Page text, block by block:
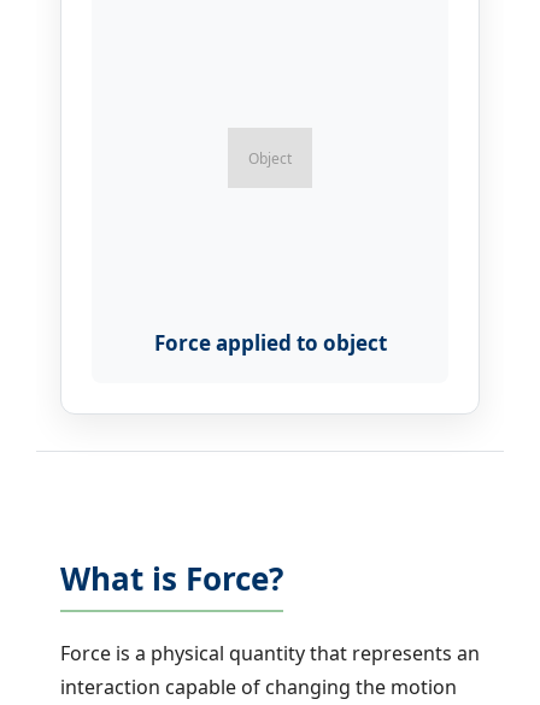
Force applied to object
What is Force?
Force is a physical quantity that represents an
interaction capable of changing the motion